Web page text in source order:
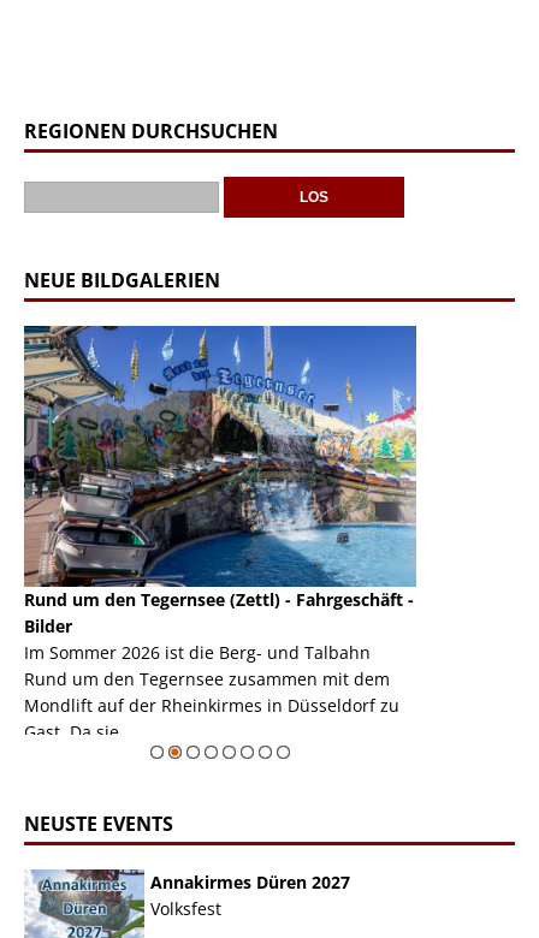
REGIONEN DURCHSUCHEN
NEUE BILDGALERIEN
Rund um den Tegernsee (Zettl) - Fahrgeschäft -
Bilder
Im Sommer 2026 ist die Berg- und Talbahn
Rund um den Tegernsee zusammen mit dem
Mondlift auf der Rheinkirmes in Düsseldorf zu
Gast. Da sie ...
NEUSTE EVENTS
Annakirmes Düren 2027
Volksfest